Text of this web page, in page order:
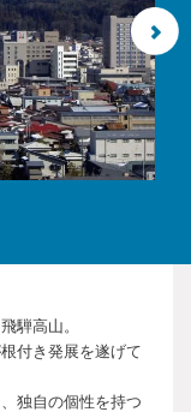
騨高山。
付き発展を遂げて
独自の個性を持つ